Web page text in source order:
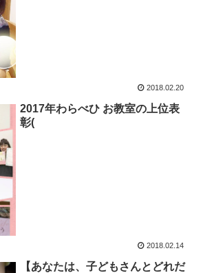
2018.02.20
2017年わらべひ お教室の上位表
彰(
2018.02.14
【あなたは、子どもさんとどれだ